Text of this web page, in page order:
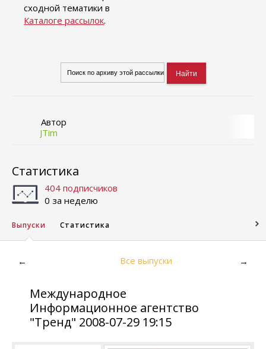
сходной тематики в
Каталоге рассылок.
Автор
JTim
Статистика
404 подписчиков
0 за неделю
Выпуски Статистика
← Все выпуски →
Международное
Информационное агентство
"Тренд" 2008-07-29 19:15